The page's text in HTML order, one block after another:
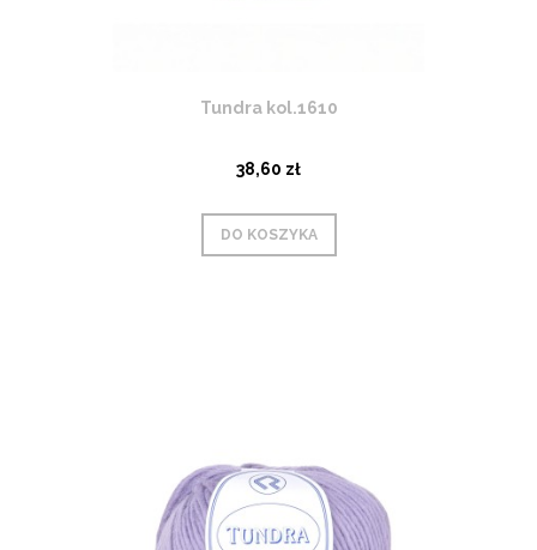
Tundra kol.1610
38,60 zł
DO KOSZYKA